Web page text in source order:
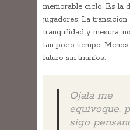
memorable ciclo. Es la
jugadores. La
tranquilidad y mesura;
tan poco tiempo.
futuro sin triunfos.
Ojalá me
equivoque,
sigo